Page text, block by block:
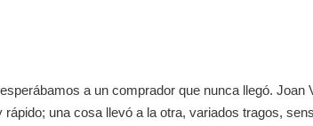
a un comprador que nunca llegó.
una cosa llevó a la otra, variados tragos,